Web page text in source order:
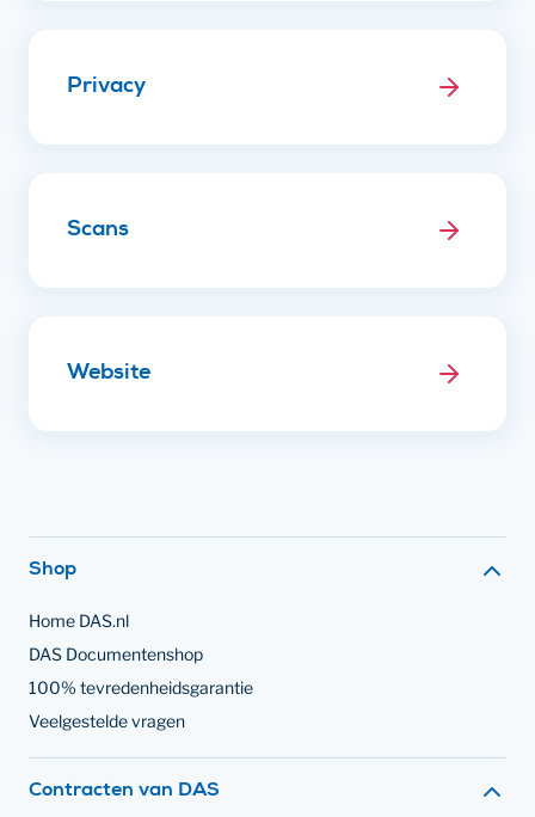
Privacy
Scans
Website
Shop
Home DAS.nl
DAS Documentenshop
100% tevredenheidsgarantie
Veelgestelde vragen
Contracten van DAS